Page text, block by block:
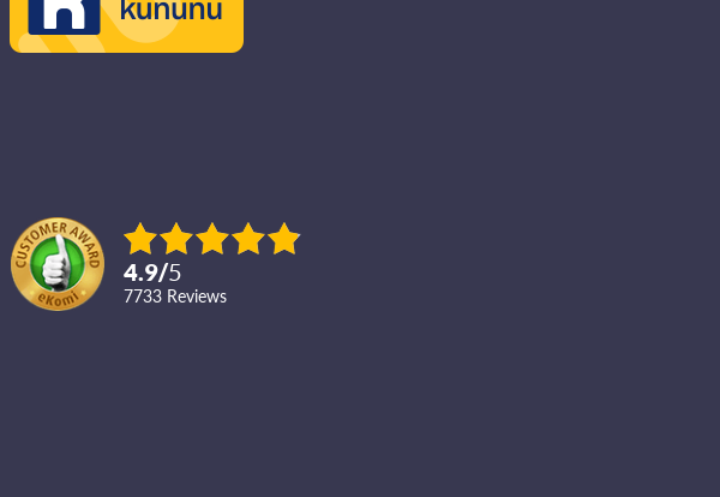
4.9/5
7733 reviews